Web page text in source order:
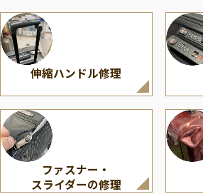
伸縮ハンドル修理
ファスナー・
スライダーの修理